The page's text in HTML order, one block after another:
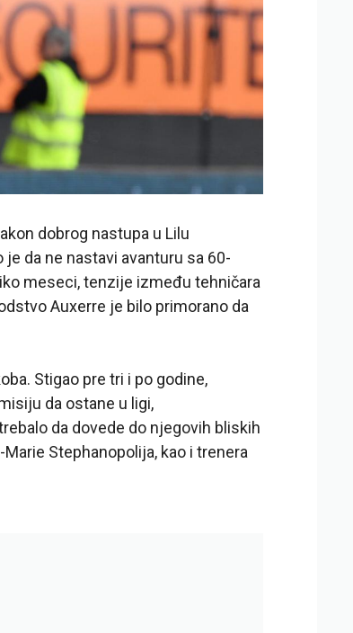
dobrog nastupa u Lilu
da ne nastavi avanturu sa 60-
meseci, tenzije između tehničara
Auxerre je bilo primorano da
Stigao pre tri i po godine,
da ostane u ligi,
da dovede do njegovih bliskih
Stephanopolija, kao i trenera